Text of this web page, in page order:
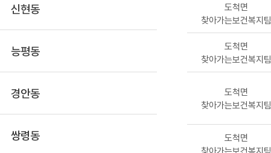
신현동
능평동
경안동
쌍령동
도척면
찾아가는보건복지팀
도척면
찾아가는보건복지팀
도척면
찾아가는보건복지팀
도척면
찾아가는보건복지팀